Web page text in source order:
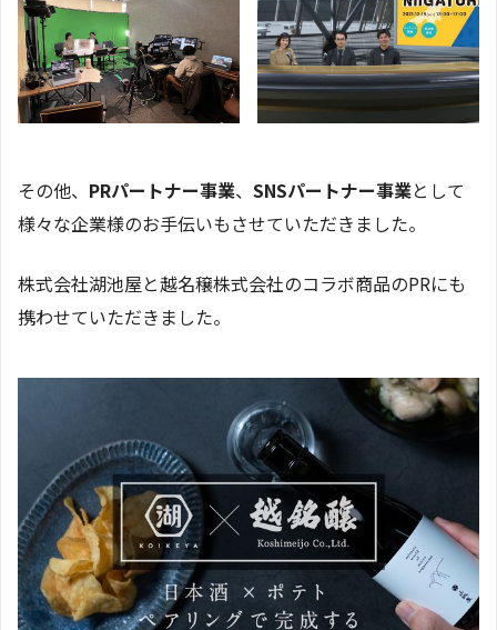
その他、 PRパートナー事業、 SNSパートナー事業として
様々な企業様のお手伝いもさせていただきました。
株式会社湖池屋と越名穣株式会社のコラボ商品のPRにも
携わせていただきました。